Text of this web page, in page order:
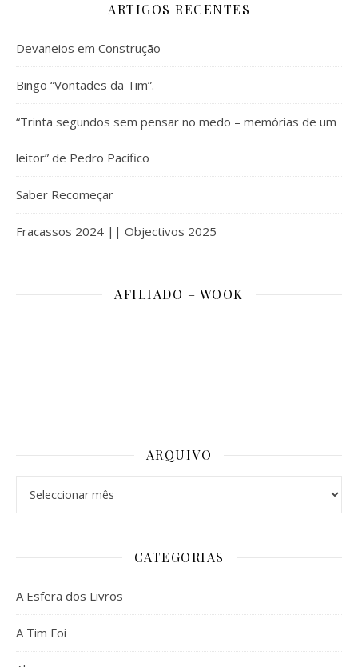
ARTIGOS RECENTES
Devaneios em Construção
Bingo “Vontades da Tim”.
“Trinta segundos sem pensar no medo – memórias de um
leitor” de Pedro Pacífico
Saber Recomeçar
Fracassos 2024 || Objectivos 2025
AFILIADO – WOOK
ARQUIVO
CATEGORIAS
A Esfera dos Livros
A Tim Foi